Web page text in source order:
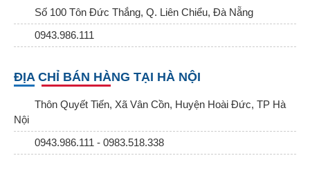
Số 100 Tôn Đức Thắng, Q. Liên Chiểu, Đà Nẵng
0943.986.111
ĐỊA CHỈ BÁN HÀNG TẠI HÀ NỘI
Thôn Quyết Tiến, Xã Vân Cồn, Huyện Hoài Đức, TP Hà
Nội
0943.986.111 - 0983.518.338